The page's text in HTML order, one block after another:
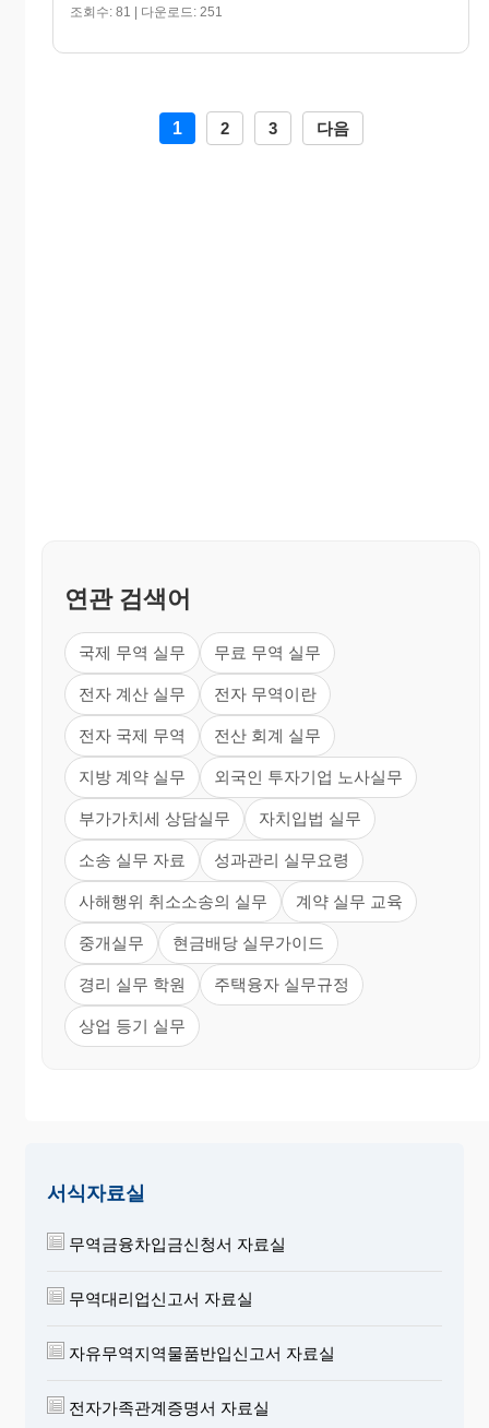
조회수: 81 | 다운로드: 251
1 2 3 다음
연관 검색어
국제 무역 실무 무료 무역 실무
전자 계산 실무 전자 무역이란
전자 국제 무역 전산 회계 실무
지방 계약 실무 외국인 투자기업 노사실무
부가가치세 상담실무 자치입법 실무
소송 실무 자료 성과관리 실무요령
사해행위 취소소송의 실무 계약 실무 교육
중개실무 현금배당 실무가이드
경리 실무 학원 주택융자 실무규정
상업 등기 실무
서식자료실
무역금융차입금신청서 자료실
무역대리업신고서 자료실
자유무역지역물품반입신고서 자료실
전자가족관계증명서 자료실